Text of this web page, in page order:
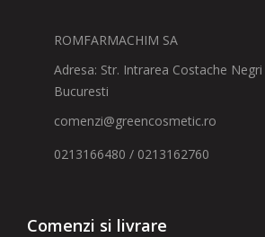
ROMFARMACHIM SA
Adresa: Str. Intrarea Costache
Bucuresti
comenzi@greencosmetic.ro
0213166480 / 0213162760
Comenzi si livrare